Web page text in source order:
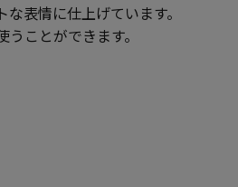
表情に仕上げています。
ことができます。